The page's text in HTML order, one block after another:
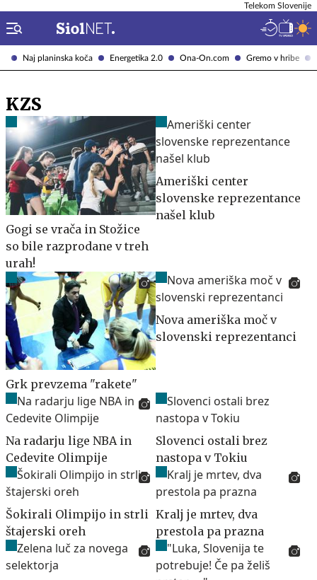
Naj planinska koča Energetika 2.0 Ona-On.com Gremo v hribe
Telekom Slovenije
KZS
Gogi se vrača in Stožice
so bile razprodane v treh
urah!
Ameriški center
slovenske reprezentance
našel klub
Grk prevzema "rakete"
Nova ameriška moč v
slovenski reprezentanci
Na radarju lige NBA in
Cedevite Olimpije
Slovenci ostali brez
nastopa v Tokiu
Šokirali Olimpijo in strli
štajerski oreh
Kralj je mrtev, dva
prestola pa prazna